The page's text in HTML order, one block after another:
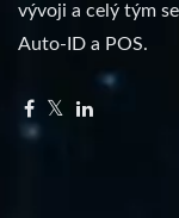
vývoji a celý tým
Auto-ID a POS.